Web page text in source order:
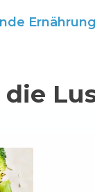
Ernährung